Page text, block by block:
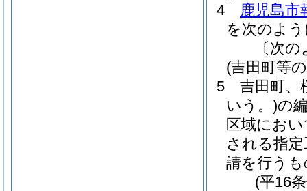
4
鹿児島市
を次のよ
〔次
(吉田町等
5
吉田町、
いう。)の
区域にお
される指
請を行う
(平16